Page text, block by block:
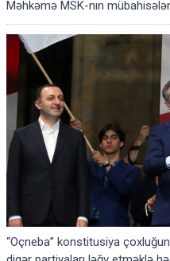
Məhkəmə MSK-nın
“Oçneba” konstitusiya